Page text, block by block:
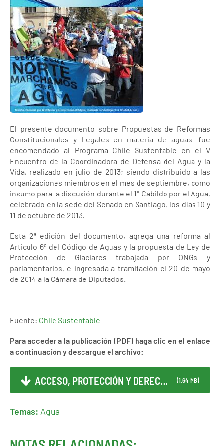
El presente documento sobre Propuestas de Reformas
Constitucionales y Legales en materia de aguas, fue
encomendado al Programa Chile Sustentable en el V
Encuentro de la Coordinadora de Defensa del Agua y la
Vida, realizado en julio de 2013; siendo distribuido a las
organizaciones miembros en el mes de septiembre, como
insumo para la discusión durante el 1° Cabildo por el Agua,
celebrado en la sede del Senado en Santiago, los días 10 y
11 de octubre de 2013.
Esta 2ª edición del documento, agrega una reforma al
Articulo 6º del Código de Aguas y la propuesta de Ley de
Protección de Glaciares trabajada por ONGs y
parlamentarios, e ingresada a tramitación el 20 de mayo
de 2014 a la Cámara de Diputados.
Fuente: Chile Sustentable
Para acceder a la publicación (PDF) haga clic en el enlace
a continuación y descargue el archivo:
ACCESO, PROTECCIÓN Y DERECH... (1,64 MB)
Temas: Agua